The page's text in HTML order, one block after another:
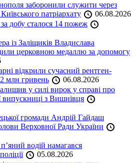
заборонили служити через
патріархату
06.08.2026
добу сталося 14 пожеж
із Заліщиків Владислава
церковною медаллю за допомогу
відкрили сучасний рентген-
млн гривень
06.08.2026
у силі вирок у справі про
випускниці з Вишнівця
громади Андрій Гайдаш
Верховної Ради України
водій намагався
05.08.2026